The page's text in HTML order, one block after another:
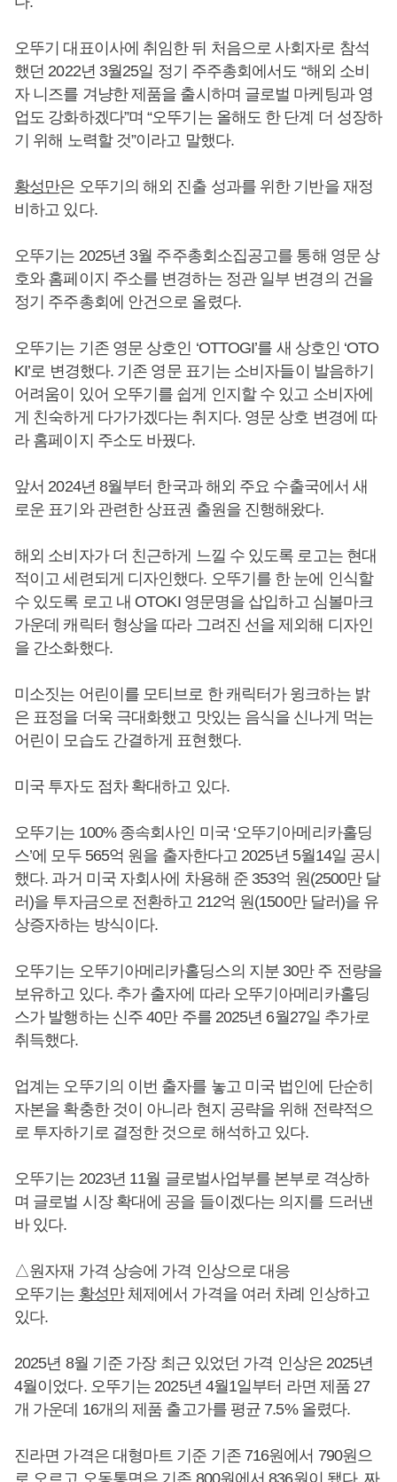
오뚜기 대표이사에 취임한 뒤 처음으로 사회자로 참석
했던 2022년 3월25일 정기 주주총회에서도 “해외 소비
자 니즈를 겨냥한 제품을 출시하며 글로벌 마케팅과 영
업도 강화하겠다”며 “오뚜기는 올해도 한 단계 더 성장하
기 위해 노력할 것”이라고 말했다.
황성만은 오뚜기의 해외 진출 성과를 위한 기반을 재정
비하고 있다.
오뚜기는 2025년 3월 주주총회소집공고를 통해 영문 상
호와 홈페이지 주소를 변경하는 정관 일부 변경의 건을
정기 주주총회에 안건으로 올렸다.
오뚜기는 기존 영문 상호인 ‘OTTOGI’를 새 상호인 ‘OTO
KI’로 변경했다. 기존 영문 표기는 소비자들이 발음하기
어려움이 있어 오뚜기를 쉽게 인지할 수 있고 소비자에
게 친숙하게 다가가겠다는 취지다. 영문 상호 변경에 따
라 홈페이지 주소도 바꿨다.
앞서 2024년 8월부터 한국과 해외 주요 수출국에서 새
로운 표기와 관련한 상표권 출원을 진행해왔다.
해외 소비자가 더 친근하게 느낄 수 있도록 로고는 현대
적이고 세련되게 디자인했다. 오뚜기를 한 눈에 인식할
수 있도록 로고 내 OTOKI 영문명을 삽입하고 심볼마크
가운데 캐릭터 형상을 따라 그려진 선을 제외해 디자인
을 간소화했다.
미소짓는 어린이를 모티브로 한 캐릭터가 윙크하는 밝
은 표정을 더욱 극대화했고 맛있는 음식을 신나게 먹는
어린이 모습도 간결하게 표현했다.
미국 투자도 점차 확대하고 있다.
오뚜기는 100% 종속회사인 미국 ‘오뚜기아메리카홀딩
스’에 모두 565억 원을 출자한다고 2025년 5월14일 공시
했다. 과거 미국 자회사에 차용해 준 353억 원(2500만 달
러)을 투자금으로 전환하고 212억 원(1500만 달러)을 유
상증자하는 방식이다.
오뚜기는 오뚜기아메리카홀딩스의 지분 30만 주 전량을
보유하고 있다. 추가 출자에 따라 오뚜기아메리카홀딩
스가 발행하는 신주 40만 주를 2025년 6월27일 추가로
취득했다.
업계는 오뚜기의 이번 출자를 놓고 미국 법인에 단순히
자본을 확충한 것이 아니라 현지 공략을 위해 전략적으
로 투자하기로 결정한 것으로 해석하고 있다.
오뚜기는 2023년 11월 글로벌사업부를 본부로 격상하
며 글로벌 시장 확대에 공을 들이겠다는 의지를 드러낸
바 있다.
△원자재 가격 상승에 가격 인상으로 대응
오뚜기는 황성만체제에서 가격을 여러 차례 인상하고
있다.
2025년 8월 기준 가장 최근 있었던 가격 인상은 2025년
4월이었다. 오뚜기는 2025년 4월1일부터 라면 제품 27
개 가운데 16개의 제품 출고가를 평균 7.5% 올렸다.
진라면 가격은 대형마트 기준 기존 716원에서 790원으
로 오르고 오동통면은 기존 800원에서 836원이 됐다. 짜